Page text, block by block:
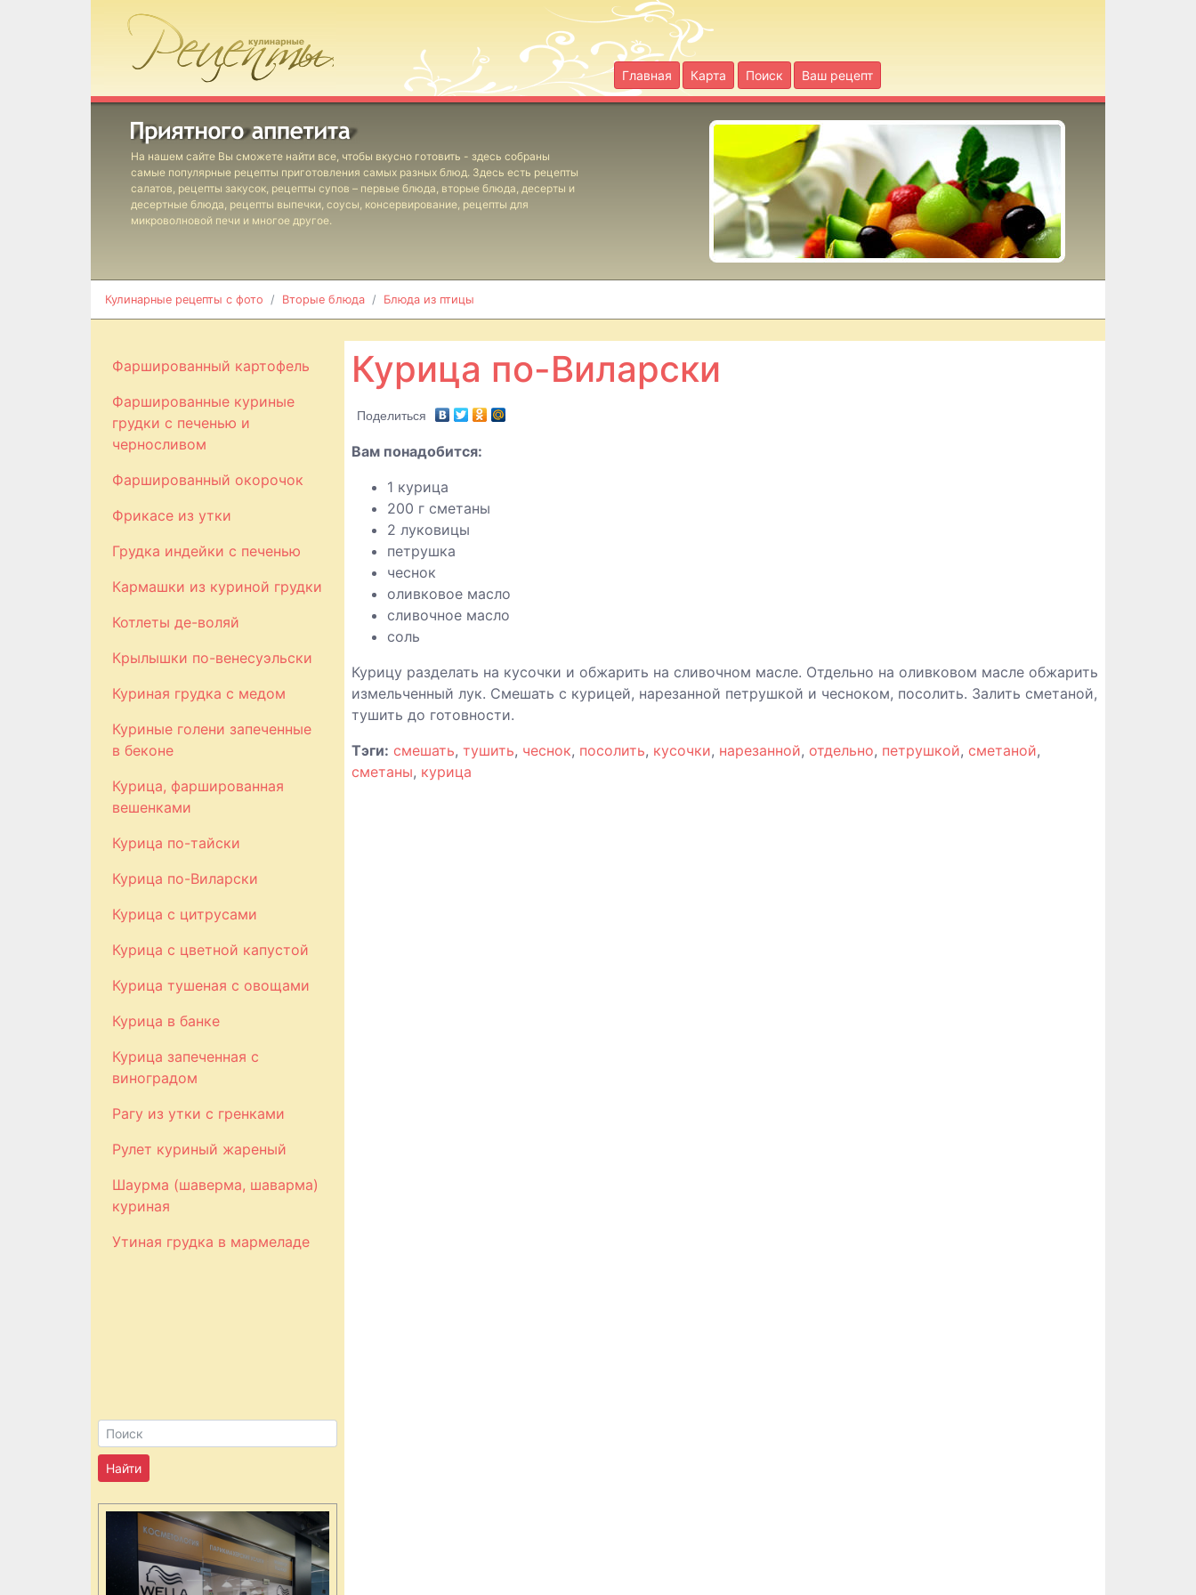
Главная Карта Поиск Ваш рецепт
На нашем сайте Вы сможете найти все, чтобы вкусно готовить - здесь собраны
самые популярные рецепты приготовления самых разных блюд. Здесь есть рецепты
салатов, рецепты закусок, рецепты супов – первые блюда, вторые блюда, десерты и
десертные блюда, рецепты выпечки, соусы, консервирование, рецепты для
микроволновой печи и многое другое.
Кулинарные рецепты с фото Вторые блюда Блюда из птицы
Фаршированный картофель
Фаршированные куриные
грудки с печенью и
черносливом
Фаршированный окорочок
Фрикасе из утки
Грудка индейки с печенью
Кармашки из куриной грудки
Котлеты де-воляй
Крылышки по-венесуэльски
Куриная грудка с медом
Куриные голени запеченные
в беконе
Курица, фаршированная
вешенками
Курица по-тайски
Курица по-Виларски
Курица с цитрусами
Курица с цветной капустой
Курица тушеная с овощами
Курица в банке
Курица запеченная с
виноградом
Рагу из утки с гренками
Рулет куриный жареный
Шаурма (шаверма, шаварма)
куриная
Утиная грудка в мармеладе
Курица по-Виларски
Поделиться
Вам понадобится:
1 курица
200 г сметаны
2 луковицы
петрушка
чеснок
оливковое масло
сливочное масло
соль
Курицу разделать на кусочки и обжарить на сливочном масле. Отдельно на оливковом масле обжарить
измельченный лук. Смешать с курицей, нарезанной петрушкой и чесноком, посолить. Залить сметаной,
тушить до готовности.
Тэги: смешать, тушить, чеснок, посолить, кусочки, нарезанной, отдельно, петрушкой, сметаной,
сметаны, курица